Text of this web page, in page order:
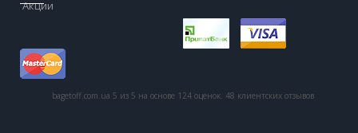
Акции
bagetoff.com.ua 5 из 5 на основе 124 оценок. 48 клиентских отзывов